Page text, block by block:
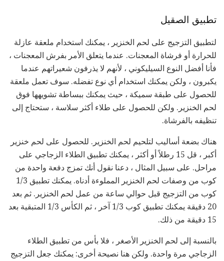
تطبيق الصقيل
لتطبيق التزجيج على لحم الخنزير ، يمكنك استخدام ملعقة عازلة
للحرارة أو فرشاة المعجنات. عندما يتعلق الأمر بفرش المعجنات ،
فأنا أفضل النوع السيليكوني ، لأنهم لا يذرفون شعيراتهم عندما
يكبرون ، ولكن يمكنك استخدام أي نوع تفضله. سوف تعمل ملعقة
للحصول على طبقة سميكة ، حيث يمكنك ببساطة تشويهها فوق
لحم الخنزير. ولكن للحصول على طلاء أكثر سلاسة ، ستحتاج إلى
تنظيفه بالفرشاة.
هناك بضعة أساليب لتلحيم لحم الخنزير. للحصول على لحم خنزير
أكبر ، قل 15 رطلاً أو أكثر ، يمكنك تطبيق الطلاء الزجاجي على
مراحل. على سبيل المثال ، دعنا نقول أنك تمزج دفعة واحدة من
كوب من وصفات لحم الخنزير المملوءة أدناه. يمكنك تطبيق 1/3
كوب من التزجيج قبل حوالي ساعة من عمل لحم الخنزير. ثم بعد
20 دقيقة يمكنك تطبيق كوب 1/3 آخر ، ثم الكأس 1/3 المتبقية بعد
15 دقيقة من ذلك.
بالنسبة إلى لحم الخنزير الأصغر ، فلا بأس من تطبيق الطلاء
الزجاجي مرة واحدة. ولكن هنا نصيحة أخرى: يمكنك جعل التزجيج